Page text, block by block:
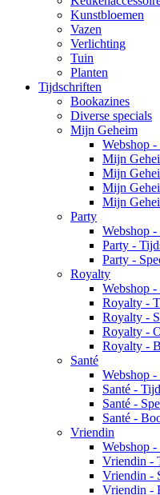
Kunstbloemen
Vazen
Verlichting
Tuin
Planten
Tijdschriften
Bookazines
Diverse specials
Mijn Geheim
Webshop
Mijn
Mijn
Mijn
Mijn
Party
Webshop
Party -
Party -
Royalty
Webshop
Royalty -
Royalty -
Royalty -
Royalty -
Santé
Webshop
Santé -
Santé -
Santé -
Vriendin
Webshop
Vriendin -
Vriendin -
Vriendin -